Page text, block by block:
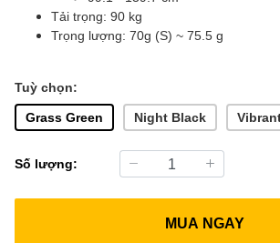
Tải trọng: 90 kg
Trọng lượng: 70g (S) ~ 75.5 g
Tuỳ chọn:
Grass Green
Night Black
Số lượng:
MUA NGAY